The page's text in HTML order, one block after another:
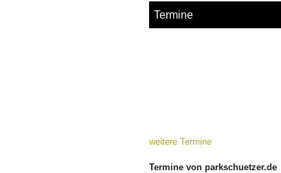
Termine
weitere Termine
Termine von parkschuetzer.de